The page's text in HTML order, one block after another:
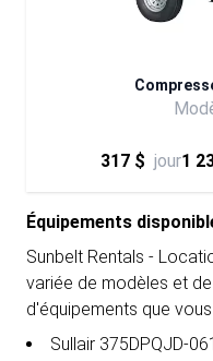
317 $ jour1
Équipements
Sunbelt Rentals -
variée de modèles et
d'équipements que
Sullair 375DPQJD-